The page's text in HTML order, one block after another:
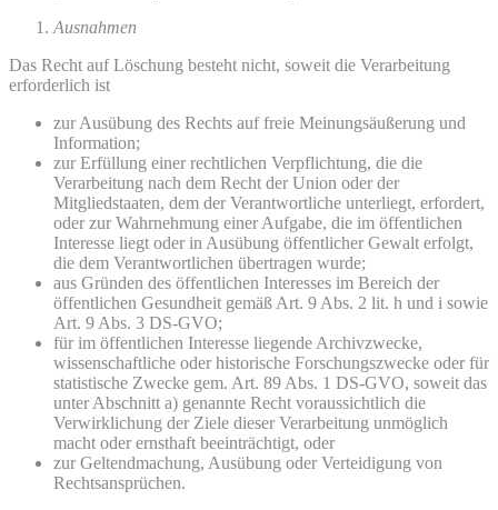
Ausnahmen
Das Recht auf Löschung besteht nicht, soweit die Verarbeitung
erforderlich ist
zur Ausübung des Rechts auf freie Meinungsäußerung und
Information;
zur Erfüllung einer rechtlichen Verpflichtung, die die
Verarbeitung nach dem Recht der Union oder der
Mitgliedstaaten, dem der Verantwortliche unterliegt, erfordert,
oder zur Wahrnehmung einer Aufgabe, die im öffentlichen
Interesse liegt oder in Ausübung öffentlicher Gewalt erfolgt,
die dem Verantwortlichen übertragen wurde;
aus Gründen des öffentlichen Interesses im Bereich der
öffentlichen Gesundheit gemäß Art. 9 Abs. 2 lit. h und i sowie
Art. 9 Abs. 3 DS-GVO;
für im öffentlichen Interesse liegende Archivzwecke,
wissenschaftliche oder historische Forschungszwecke oder für
statistische Zwecke gem. Art. 89 Abs. 1 DS-GVO, soweit das
unter Abschnitt a) genannte Recht voraussichtlich die
Verwirklichung der Ziele dieser Verarbeitung unmöglich
macht oder ernsthaft beeinträchtigt, oder
zur Geltendmachung, Ausübung oder Verteidigung von
Rechtsansprüchen.